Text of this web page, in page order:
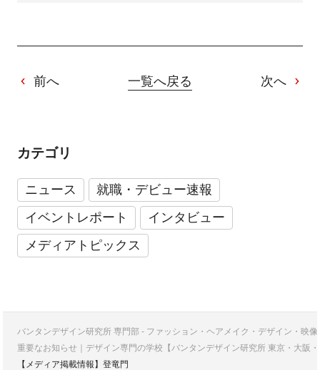
前へ 一覧へ戻る 次へ
カテゴリ
ニュース
就職・デビュー速報
イベントレポート
インタビュー
メディアトピックス
バンタンデザイン研究所 専門部 - ファッション・ヘアメイク・デザイン・映
重要なお知らせ｜デザイン専門の学校【バンタンデザイン研究所 東京・大阪
【メディア掲載情報】登竜門